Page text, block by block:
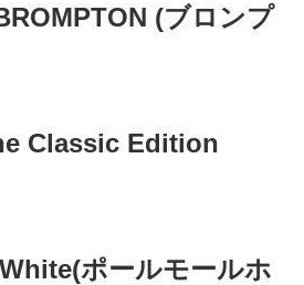
(ブロンプ
Classic Edition
ポールモールホ